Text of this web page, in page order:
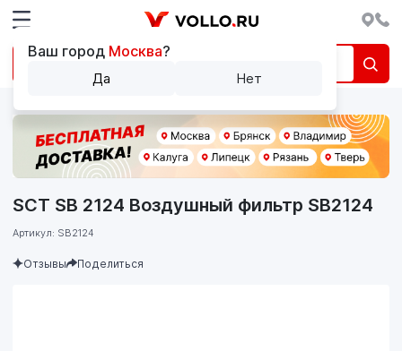
SCT SB 2124 Воздушный фильтр SB2124
Артикул: SB2124
Отзывы Поделиться
Ваш город Москва?
Да Нет